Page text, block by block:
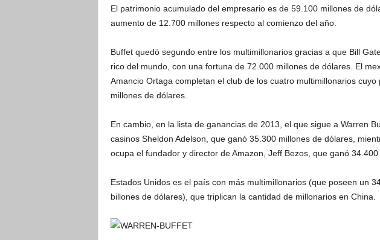
El patrimonio acumulado del empresario es de 59.100 millones de
aumento de 12.700 millones respecto al comienzo del año.
Buffet quedó segundo entre los multimillonarios gracias a que Bill
rico del mundo, con una fortuna de 72.000 millones de dólares. El
Amancio Ortaga completan el club de los cuatro multimillonarios
millones de dólares.
En cambio, en la lista de ganancias de 2013, el que sigue a Warren
casinos Sheldon Adelson, que ganó 35.300 millones de dólares,
ocupa el fundador y director de Amazon, Jeff Bezos, que ganó 34.400
Estados Unidos es el país con más multimillonarios (que poseen un
billones de dólares), que triplican la cantidad de millonarios en China.